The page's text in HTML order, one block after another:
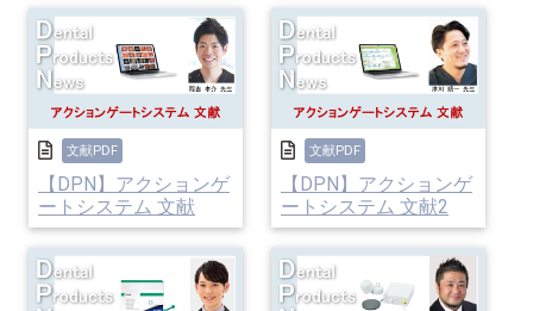
文献PDF
【DPN】アクションゲ
ートシステム 文献
文献PDF
【DPN】アクションゲ
ートシステム 文献2